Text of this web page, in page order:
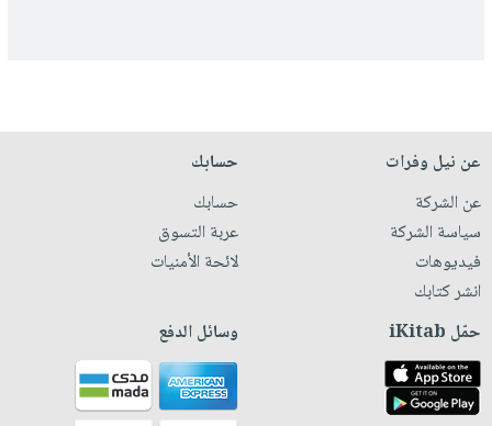
عن نيل وفرات
عن الشركة
سياسة الشركة
فيديوهات
انشر كتابك
حسابك
حسابك
عربة التسوق
لائحة الأمنيات
حمّل iKitab وسائل الدفع